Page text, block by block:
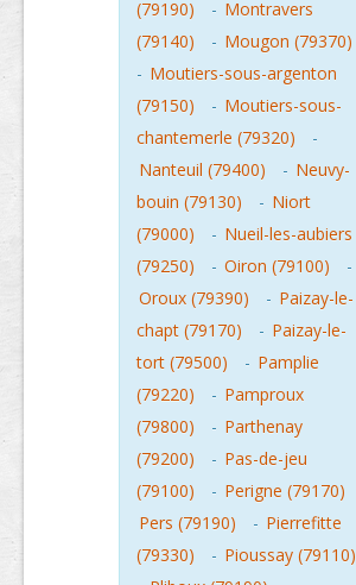
(79190)
- Montravers
(79140)
- Mougon (79370)
- Moutiers-sous-argenton
(79150)
- Moutiers-sous-
chantemerle (79320)
-
Nanteuil (79400)
- Neuvy-
bouin (79130)
- Niort
(79000)
- Nueil-les-aubiers
(79250)
- Oiron (79100)
-
Oroux (79390)
- Paizay-le-
chapt (79170)
- Paizay-le-
tort (79500)
- Pamplie
(79220)
- Pamproux
(79800)
- Parthenay
(79200)
- Pas-de-jeu
(79100)
- Perigne (79170)
Pers (79190)
- Pierrefitte
(79330)
- Pioussay (79110)